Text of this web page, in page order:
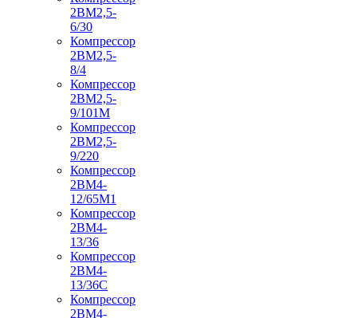
2ВМ2,5-
6/30
Компрессор
2ВМ2,5-
8/4
Компрессор
2ВМ2,5-
9/101М
Компрессор
2ВМ2,5-
9/220
Компрессор
2ВМ4-
12/65М1
Компрессор
2ВМ4-
13/36
Компрессор
2ВМ4-
13/36С
Компрессор
2ВМ4-